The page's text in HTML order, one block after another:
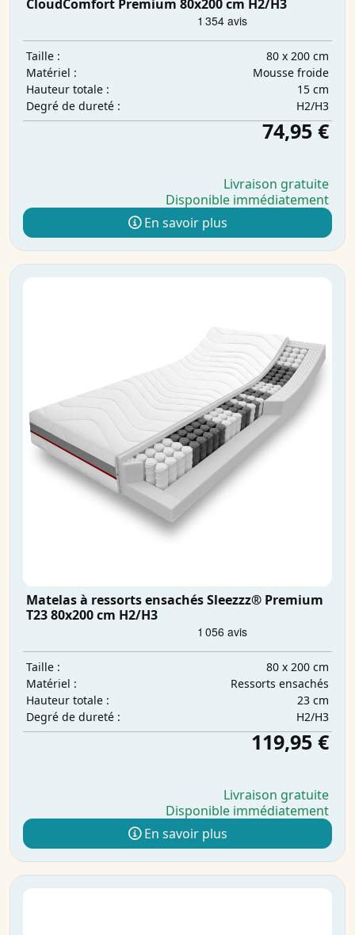
CloudComfort Premium 80x200 cm H2/H3
Taille :
80 x 200 cm
Matériel :
Mousse froide
Hauteur totale :
15 cm
Degré de dureté :
H2/H3
74,95 €
Livraison gratuite
Disponible immédiatement
En savoir plus
Matelas à ressorts ensachés Sleezzz® Premium
T23 80x200 cm H2/H3
Taille :
80 x 200 cm
Matériel :
Ressorts ensachés
Hauteur totale :
23 cm
Degré de dureté :
H2/H3
119,95 €
Livraison gratuite
Disponible immédiatement
En savoir plus